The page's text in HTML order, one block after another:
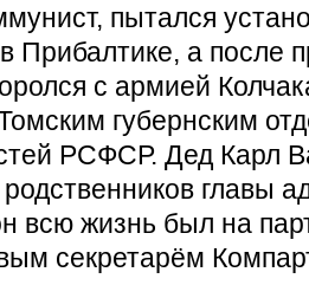
пытался
Прибалтике, а после
с армией
губернским
РСФСР. Дед Карл
главы
всю жизнь был на
секретарём